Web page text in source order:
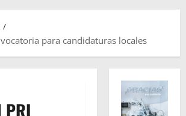
para candidaturas locales
PRI